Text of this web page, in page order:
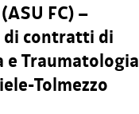
FC) –
di contratti di
e Traumatologia
Tolmezzo